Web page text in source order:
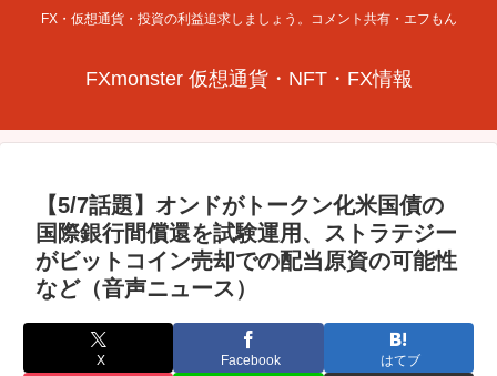
FX・仮想通貨・投資の利益追求しましょう。コメント共有・エフもん
FXmonster 仮想通貨・NFT・FX情報
【5/7話題】オンドがトークン化米国債の
国際銀行間償還を試験運用、ストラテジー
がビットコイン売却での配当原資の可能性
など（音声ニュース）
X Facebook はてブ